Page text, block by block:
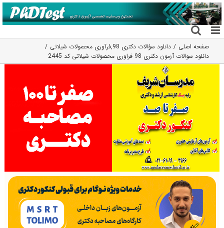
رفتن
به
محتوا
صفحه اصلی دانلود سؤالات دکتری 98 ,فرآوری محصولات شیلاتی
دانلود سوالات آزمون دکتری 98 فراوری محصولات شیلاتی کد 2445